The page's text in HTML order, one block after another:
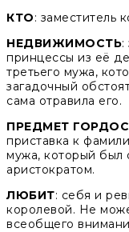
КТО: заместитель
НЕДВИЖИМОСТЬ:
принцессы из её
третьего мужа,
загадочный
сама отравила его.
ПРЕДМЕТ
приставка к
мужа, который был
аристократом.
ЛЮБИТ: себя и
королевой. Не
всеобщего